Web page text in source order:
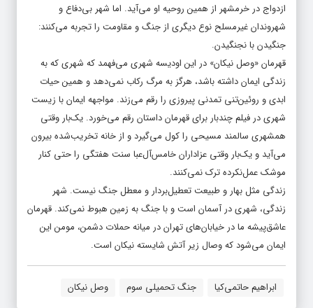
ازدواج در خرمشهر از همین روحیه او می‌آید. اما شهر بی‌دفاع و
شهروندان غیرمسلح نوع دیگری از جنگ و مقاومت را تجربه می‌کنند:
جنگیدن با نجنگیدن‌.
قهرمان «وصل نیکان» در این اودیسه شهری می‌فهمد که شهری که به
زندگی ایمان داشته باشد، هرگز به مرگ رکاب نمی‌دهد و همین حیات
ابدی و روئین‌تنی تمدنی پیروزی را رقم می‌زند. مواجهه ایمان با زیست
شهری در فیلم چندبار برای قهرمان داستان رقم می‌خورد. یک‌بار وقتی
همشهری سالمند مسیحی را کول می‌گیرد و از خانه تخریب‌شده بیرون
می‌آید و یک‌بار وقتی عزاداران خامس‌آل‌عبا سنت هفتگی را حتی کنار
موشک عمل‌نکرده ترک نمی‌کنند.
زندگی مثل بهار و طبیعت تعطیل‌بردار و معطل جنگ نیست. شهر
زندگی، شهری در آسمان است و با جنگ به زمین هبوط نمی‌کند. قهرمان
عاشق‌پیشه ما در خیابان‌های تهران در میانه حملات دشمن، مومن این
ایمان می‌شود که وصال زیر آتش شایسته نیکان است.
ابراهیم حاتمی‌کیا جنگ تحمیلی سوم وصل نیکان